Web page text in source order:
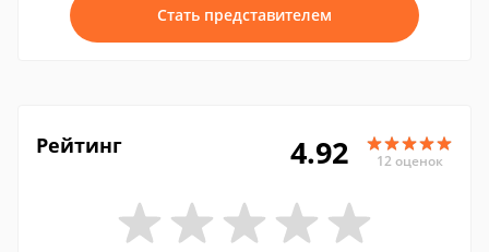
Стать представителем
Рейтинг 4.92 12 оценок